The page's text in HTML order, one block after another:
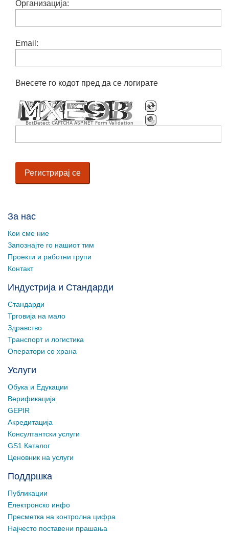
Организација:
Email:
Внесете го кодот пред да се логирате
BotDetect CAPTCHA ASP.NET Form Validation
За нас
Кои сме ние
Запознајте го нашиот тим
Проекти и работни групи
Контакт
Индустрија и Стандарди
Стандарди
Трговија на мало
Здравство
Транспорт и логистика
Оператори со храна
Услуги
Обука и Едукации
Верификација
GEPIR
Акредитација
Консултантски услуги
GS1 Каталог
Ценовник на услуги
Поддршка
Публикации
Електронско инфо
Пресметка на контролна цифра
Најчесто поставени прашања